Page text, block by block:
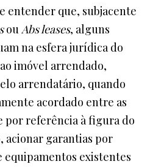
entender que, subjacente
ouAbs leases, alguns
na esfera jurídica do
imóvel arrendado,
arrendatário, quando
acordado entre as
por referência à figura do
acionar garantias por
equipamentos existentes